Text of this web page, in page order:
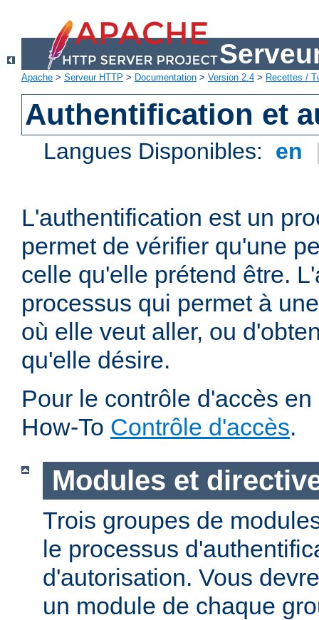
Apache > Serveur HTTP > Documentation > Version 2.4 > Recettes /
Authentification et
Langues Disponibles: en
L'authentification est un
permet de vérifier qu'une
celle qu'elle prétend être.
processus qui permet à
où elle veut aller, ou
qu'elle désire.
Pour le contrôle d'accès
How-To Contrôle d'accès.
Modules et
Trois groupes de
le processus
d'autorisation. Vous
un module de chaque